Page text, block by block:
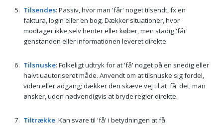
Tilsendes: Passiv, hvor man 'får' noget tilsendt, fx en
faktura, login eller en bog. Dækker situationer, hvor
modtager ikke selv henter eller køber, men stadig 'får'
genstanden eller informationen leveret direkte.
Tilsnuske: Folkeligt udtryk for at 'få' noget på en snedig eller
halvt uautoriseret måde. Anvendt om at tilsnuske sig fordel,
viden eller adgang; dækker den skæve vej til at 'få' det, man
ønsker, uden nødvendigvis at bryde regler direkte.
Tiltrække: Kan svare til 'få' i betydningen at få